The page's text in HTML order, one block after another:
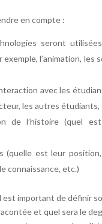
en compte :
seront
exemple, l’animation, les
avec les
les autres étudiants,
de l’histoire (quel
(quelle est leur
connaissance, etc.)
est important de définir
et quel sera le